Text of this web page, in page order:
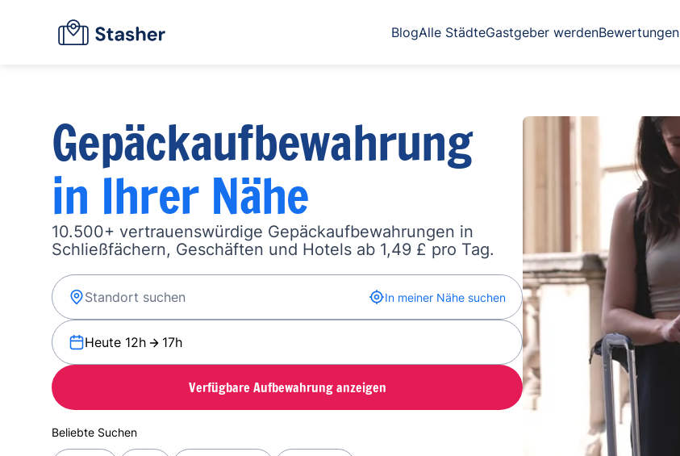
BlogAlle StädteGastgeber werdenBewertungen
Gepäckaufbewahrung
in Ihrer Nähe
10.500+ vertrauenswürdige Gepäckaufbewahrungen in
Schließfächern, Geschäften und Hotels ab 1,49 £ pro Tag.
In meiner Nähe suchen
Heute 12h 17h
Verfügbare Aufbewahrung anzeigen
Beliebte Suchen